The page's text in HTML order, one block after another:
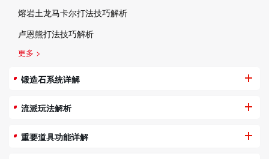
熔岩土龙马卡尔打法技巧解析
卢恩熊打法技巧解析
更多 >
锻造石系统详解
流派玩法解析
重要道具功能详解